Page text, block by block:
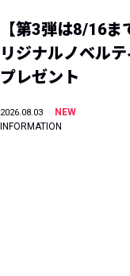
【第3弾は8/16ま
リジナルノベル
プレゼント
2026.08.03
NEW
INFORMATION